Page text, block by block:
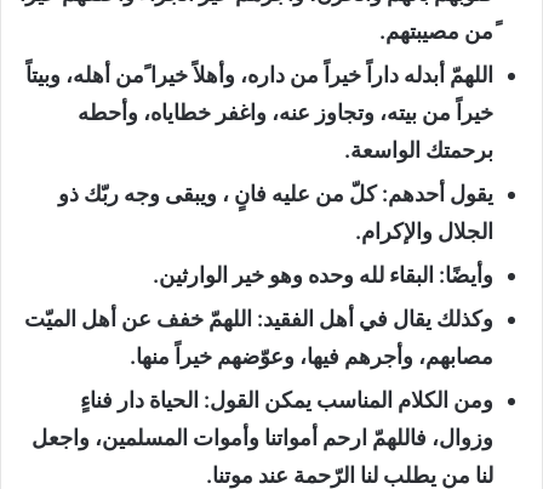
ًمن مصيبتهم.
اللهمّ أبدله داراً خيراً من داره، وأهلاً خيرا ًمن أهله، وبيتاً
خيراً من بيته، وتجاوز عنه، واغفر خطاياه، وأحطه
برحمتك الواسعة.
يقول أحدهم: كلّ من عليه فانٍ ، ويبقى وجه ربّك ذو
الجلال والإكرام.
وأيضًا: البقاء لله وحده وهو خير الوارثين.
وكذلك يقال في أهل الفقيد: اللهمّ خفف عن أهل الميّت
مصابهم، وأجرهم فيها، وعوّضهم خيراً منها.
ومن الكلام المناسب يمكن القول: الحياة دار فناءٍ
وزوال، فاللهمّ ارحم أمواتنا وأموات المسلمين، واجعل
لنا من يطلب لنا الرّحمة عند موتنا.